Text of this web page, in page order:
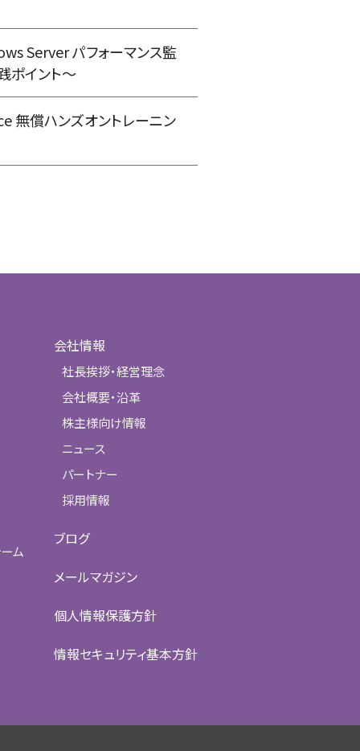
Server パフォーマンス監
ポイント～
無償ハンズオントレーニン
ム
会社情報
社長挨拶・経営理念
会社概要・沿革
株主様向け情報
ニュース
パートナー
採用情報
ブログ
メールマガジン
個人情報保護方針
情報セキュリティ基本方針